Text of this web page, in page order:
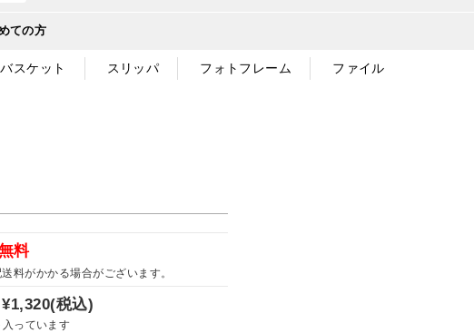
ての方
バスケット スリッパ フォトフレーム ファイル
料
料がかかる場合がございます。
¥1,320(税込)
入っています